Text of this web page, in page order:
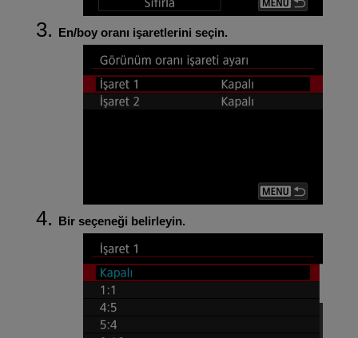
En/boy oranı işaretlerini seçin.
Bir seçeneği belirleyin.